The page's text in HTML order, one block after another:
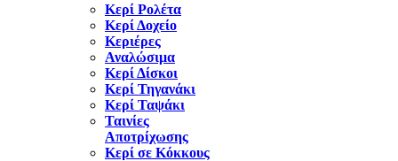
Κερί Ρολέτα
Κερί Δοχείο
Κεριέρες
Αναλώσιμα
Κερί Δίσκοι
Κερί Τηγανάκι
Κερί Ταψάκι
Ταινίες
Αποτρίχωσης
Κερί σε Κόκκους